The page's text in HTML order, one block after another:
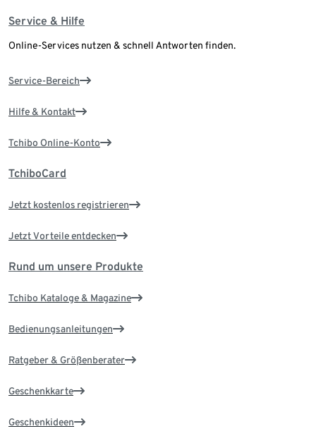
Service & Hilfe
Online-Services nutzen & schnell Antworten finden.
Service-Bereich
Hilfe & Kontakt
Tchibo Online-Konto
TchiboCard
Jetzt kostenlos registrieren
Jetzt Vorteile entdecken
Rund um unsere Produkte
Tchibo Kataloge & Magazine
Bedienungsanleitungen
Ratgeber & Größenberater
Geschenkkarte
Geschenkideen